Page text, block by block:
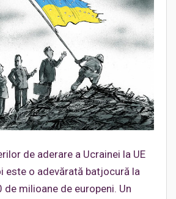
de aderare a Ucrainei la UE
este o adevărată batjocură la
milioane de europeni. Un